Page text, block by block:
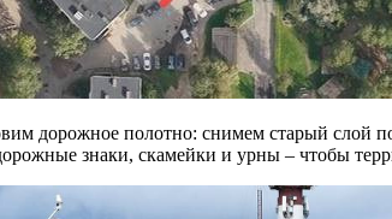
дорожное полотно: снимем старый слой
знаки, скамейки и урны – чтобы